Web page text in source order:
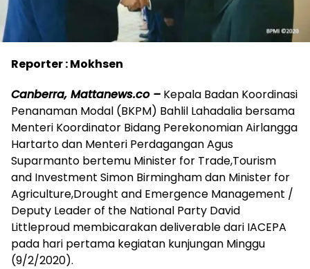
Reporter : Mokhsen
Canberra, Mattanews.co – Kepala Badan Koordinasi
Penanaman Modal (BKPM) Bahlil Lahadalia bersama
Menteri Koordinator Bidang Perekonomian Airlangga
Hartarto dan Menteri Perdagangan Agus
Suparmanto bertemu Minister for Trade,Tourism
and Investment Simon Birmingham dan Minister for
Agriculture,Drought and Emergence Management /
Deputy Leader of the National Party David
Littleproud membicarakan deliverable dari IACEPA
pada hari pertama kegiatan kunjungan Minggu
(9/2/2020).